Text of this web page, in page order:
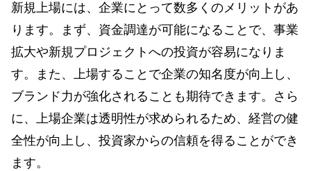
新規上場には、企業にとって数多くのメリットがあ
ります。まず、資金調達が可能になることで、事業
拡大や新規プロジェクトへの投資が容易になりま
す。また、上場することで企業の知名度が向上し、
ブランド力が強化されることも期待できます。さら
に、上場企業は透明性が求められるため、経営の健
全性が向上し、投資家からの信頼を得ることができ
ます。